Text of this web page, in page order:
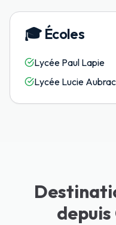
🎓 Écoles
Lycée Paul Lapie
Lycée Lucie Aubrac